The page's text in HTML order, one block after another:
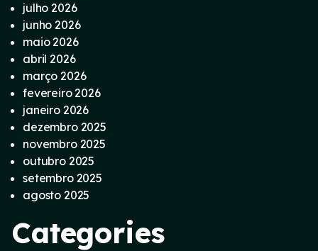
julho 2026
junho 2026
maio 2026
abril 2026
março 2026
fevereiro 2026
janeiro 2026
dezembro 2025
novembro 2025
outubro 2025
setembro 2025
agosto 2025
Categories